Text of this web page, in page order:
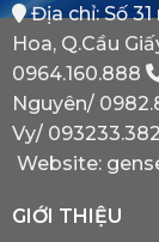
Địa chỉ: Số
Hoa, Q.Cầu
0964.160.888
Nguyên/
Vy/
Website:
GIỚI THIỆU